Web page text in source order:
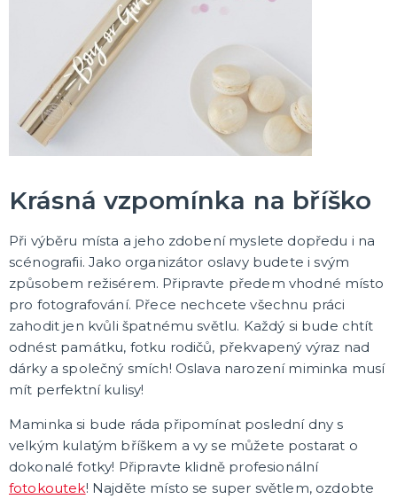
Krásná vzpomínka na bříško
Při výběru místa a jeho zdobení myslete dopředu i na
scénografii. Jako organizátor oslavy budete i svým
způsobem režisérem. Připravte předem vhodné místo
pro fotografování. Přece nechcete všechnu práci
zahodit jen kvůli špatnému světlu. Každý si bude chtít
odnést památku, fotku rodičů, překvapený výraz nad
dárky a společný smích! Oslava narození miminka musí
mít perfektní kulisy!
Maminka si bude ráda připomínat poslední dny s
velkým kulatým bříškem a vy se můžete postarat o
dokonalé fotky! Připravte klidně profesionální
fotokoutek! Najděte místo se super světlem, ozdobte